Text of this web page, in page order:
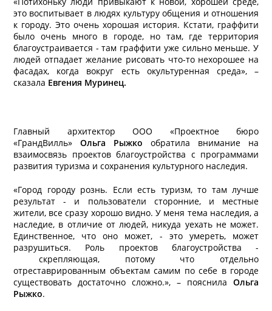
это воспитывает в людях культуру общения и отношения
к городу. Это очень хорошая история. Кстати, граффити
было очень много в городе, но там, где территория
благоустраивается - там граффити уже сильно меньше. У
людей отпадает желание рисовать что-то нехорошее на
фасадах, когда вокруг есть окультуренная среда», –
сказала Евгения Муринец.
Главный архитектор ООО «Проектное бюро
«ГрандВилль» Ольга Рыжко обратила внимание на
взаимосвязь проектов благоустройства с программами
развития туризма и сохранения культурного наследия.
«Город городу рознь. Если есть туризм, то там лучше
результат - и пользователи сторонние, и местные
жители, все сразу хорошо видно. У меня тема наследия, а
наследие, в отличие от людей, никуда уехать не может.
Единственное, что оно может, - это умереть, может
разрушиться. Роль проектов благоустройства -
скрепляющая, потому что отдельно
отреставрированным объектам самим по себе в городе
существовать достаточно сложно.», – пояснила Ольга
Рыжко.